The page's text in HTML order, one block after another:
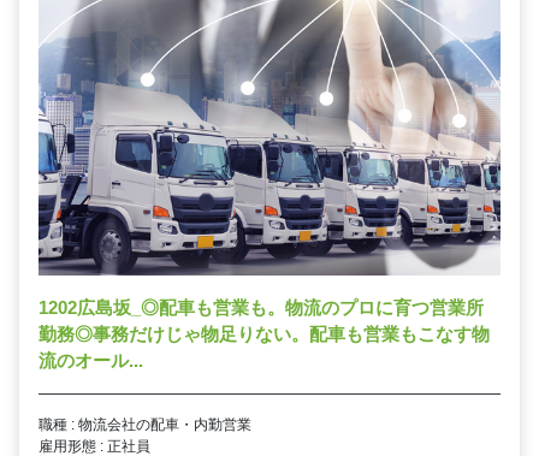
1202広島坂_◎配車も営業も。物流のプロに育つ営業所
勤務◎事務だけじゃ物足りない。配車も営業もこなす物
流のオール...
職種 : 物流会社の配車・内勤営業
雇用形態 : 正社員